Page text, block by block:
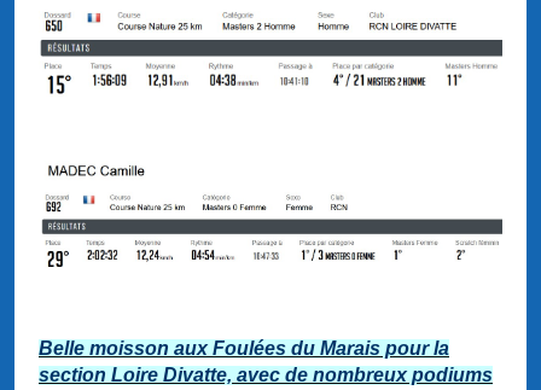
Belle moisson aux Foulées du Marais pour la
section Loire Divatte, avec de nombreux podiums